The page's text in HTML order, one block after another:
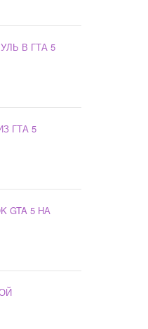
В ГТА 5
ГТА 5
GTA 5 НА